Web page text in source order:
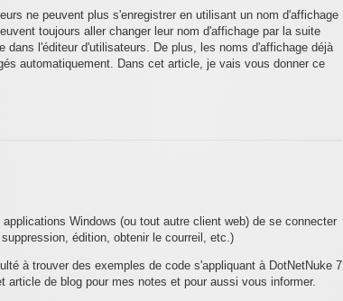
ne peuvent plus s'enregistrer en utilisant un nom d'affichage
toujours aller changer leur nom d'affichage par la suite
l'éditeur d'utilisateurs. De plus, les noms d'affichage déjà
automatiquement. Dans cet article, je vais vous donner ce
Windows (ou tout autre client web) de se connecter
édition, obtenir le courreil, etc.)
à trouver des exemples de code s'appliquant à DotNetNuke 7
de blog pour mes notes et pour aussi vous informer.